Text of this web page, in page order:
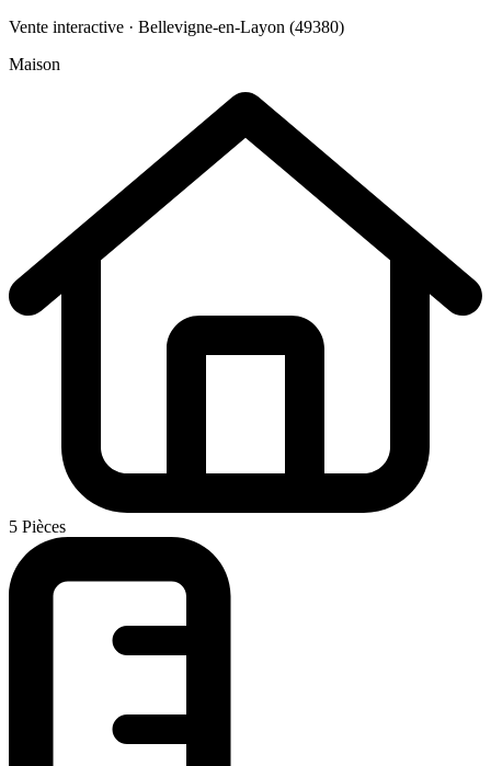
Vente interactive · Bellevigne-en-Layon (49380)
Maison
5 Pièces